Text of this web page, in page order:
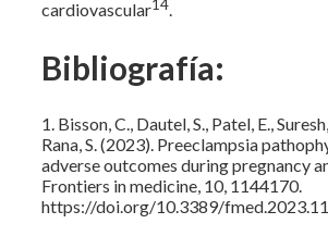
cardiovascular14.
Bibliografía:
1. Bisson, C., Dautel, S., Patel, E.,
Rana, S. (2023). Preeclampsia
adverse outcomes during pregnancy
Frontiers in medicine, 10, 1144170.
https://doi.org/10.3389/